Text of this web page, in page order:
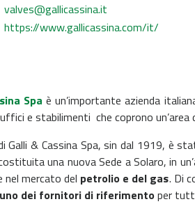
valves@gallicassina.it
https://www.gallicassina.com/it/
Spa è un’importante azienda
e stabilimenti che coprono
Galli & Cassina Spa, sin dal 1919, è
una nuova Sede a Solaro, in
nel mercato del petrolio e del gas. Di
uno dei fornitori di riferimentoper